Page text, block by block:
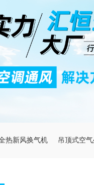
热新风换气机 吊顶式空